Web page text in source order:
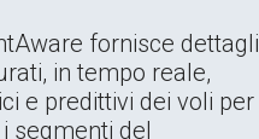
fornisce dettagli
in tempo reale,
e predittivi dei voli per
segmenti del